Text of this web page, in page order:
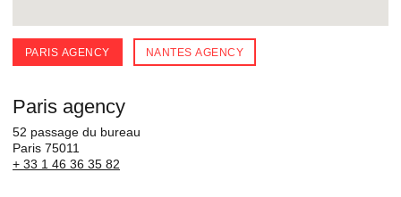
PARIS AGENCY NANTES AGENCY
Paris agency
52 passage du bureau
Paris 75011
+ 33 1 46 36 35 82